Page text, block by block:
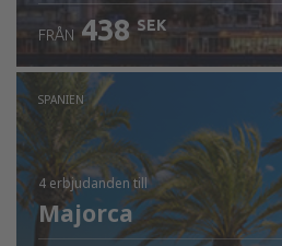
FRÅN 438 SEK
SPANIEN
4 erbjudandentill
Majorca